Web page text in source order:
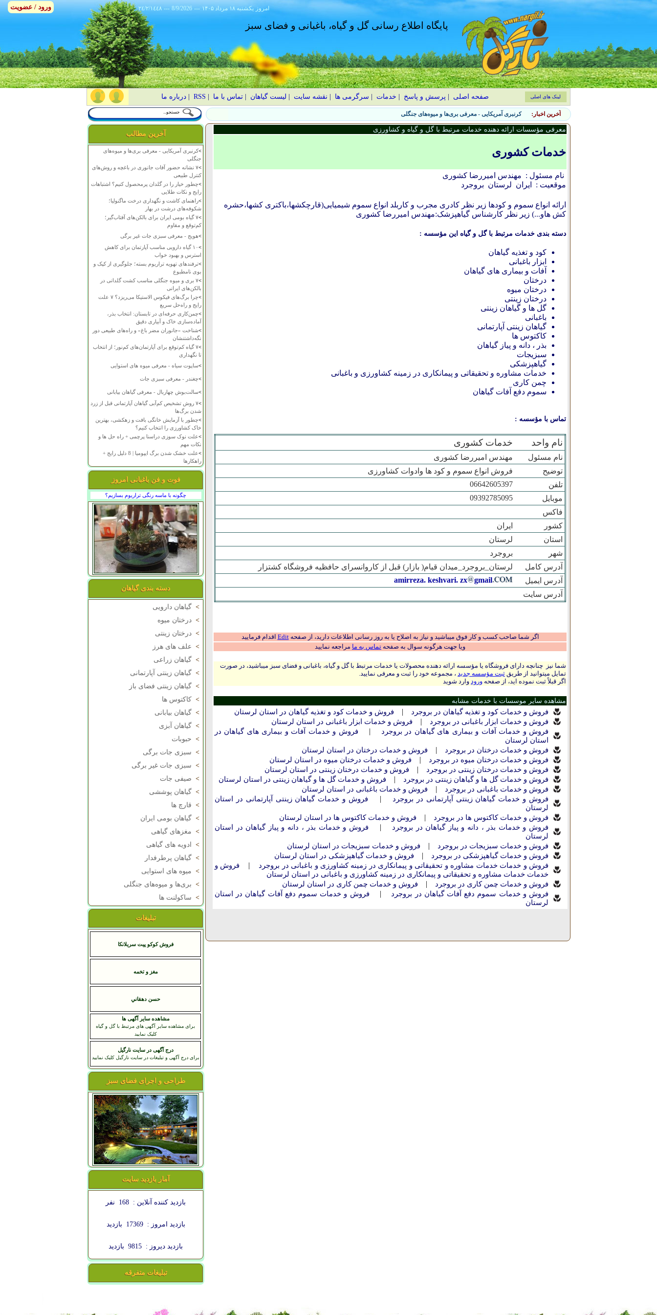
٢٤/٢/١٤٤٨ --- 8/9/2026 --- ۱۴۰۵ يکشنبه ۱۸ مرداد امروز
پایگاه اطلاع رسانی گل و گیاه، باغبانی و فضای سبز
صفحه اصلی پرسش و پاسخ خدمات سرگرمی ها نقشه سایت لیست گیاهان |تماس با ما RSS
|درباره ما لینک های اصلی
آخرین اخبار: ۷ نشانه حضور آفات جانوری در باغچه و روش‌های کنترل طبیعی
آخرین مطالب
>کرنبری آمریکایی - معرفی بری‌ها و میوه‌های
جنگلی
>
۷ نشانه حضور آفات جانوری در باغچه و روش‌های
کنترل طبیعی
>چطور خیار را در گلدان پرمحصول کنیم؟ اشتباهات
رایج و نکات طلایی
>راهنمای کاشت و نگهداری درخت ماگنولیا؛
شکوفه‌های درشت در بهار
>
۷ گیاه بومی ایران برای بالکن‌های آفتاب‌گیر؛
کم‌توقع و مقاوم
>هویج - معرفی سبزی جات غیر برگی
>
۱۰ گیاه دارویی مناسب آپارتمان برای کاهش
استرس و بهبود خواب
>ترفندهای تهویه تراریوم بسته؛ جلوگیری از کپک و
بوی نامطبوع
>
۷ بری و میوه جنگلی مناسب کشت گلدانی در
بالکن‌های ایرانی
>
چرا برگ‌های فیکوس الاستیکا می‌ریزد؟ ۷ علت
رایج و راه‌حل سریع
>چمن‌کاری حرفه‌ای در تابستان: انتخاب بذر،
آماده‌سازی خاک و آبیاری دقیق
>شناخت «جانوران مضر باغ» و راه‌های طبیعی دور
نگه‌داشتنشان
>
۷ گیاه کم‌توقع برای آپارتمان‌های کم‌نور؛ از انتخاب
تا نگهداری
>ساپوت سیاه - معرفی میوه های استوایی
>چغندر - معرفی سبزی جات
>سالت‌بوش چهاربال - معرفی گیاهان بیابانی
>
۷ روش تشخیص کم‌آبی گیاهان آپارتمانی قبل از زرد
شدن برگ‌ها
>چطور با آزمایش خانگی بافت و زهکشی، بهترین
خاک کشاورزی را انتخاب کنیم؟
>علت نوک سوزی دراسنا پرچمی + راه حل ها و
نکات مهم
>
علت خشک شدن برگ ایپومیا | 8 دلیل رایج +
راهکارها
فوت و فن باغبانی امروز
چگونه با ماسه رنگی تراریوم بسازیم؟
دسته بندی گیاهان
> گیاهان دارویی
> درختان میوه
> درختان زینتی
> علف های هرز
> گیاهان زراعی
> گیاهان زینتی آپارتمانی
> گیاهان زینتی فضای باز
> کاکتوس ها
> گیاهان بیابانی
> گیاهان آبزی
> حبوبات
> سبزی جات برگی
> سبزی جات غیر برگی
> صیفی جات
> گیاهان پوششی
> قارچ ها
> گیاهان بومی ایران
> مغزهای گیاهی
>
ادویه های گیاهی
> گیاهان پرطرفدار
> میوه های استوایی
> بری‌ها و میوه‌های جنگلی
> ساکولنت ها
تبلیغات
فروش کوکو پیت سریلانکا
مغز و تخمه
حسن دهقاني
مشاهده سایر آگهی ها
برای مشاهده سایر آگهی های مرتبط با گل و گیاه
کلیک نمایید
درج آگهی در سایت نارگیل
برای درج آگهی و تبلیغات در سایت نارگیل کلیک نمایید
طراحی و اجرای فضای سبز
آمار بازدید سایت
بازدید کننده آنلاین : 168 نفر
بازدید امروز : 17369 بازدید
بازدید دیروز : 9815 بازدید
تبلیغات متفرقه
معرفی مؤسسات ارائه دهنده خدمات مرتبط با گل و گیاه و کشاورزی
خدمات کشوری
نام مسئول : مهندس امیررضا کشوری
موقعیت :
ایران لرستان بروجرد
ارائه انواع سموم و کودها زیر نظر کادری مجرب و کاربلد انواع سموم شیمیایی(قارچکشها،باکتری کشها،حشره
کش هاو...) زیر نظر کارشناس گیاهپزشک:مهندس امیررضا کشوری
دسته بندی خدمات مرتبط با گل و گیاه این مؤسسه :
کود و تغذیه گیاهان
ابزار باغبانی
آفات و بیماری های گیاهان
درختان
درختان میوه
درختان زینتی
گل ها و گیاهان زینتی
باغبانی
گیاهان زینتی آپارتمانی
کاکتوس ها
بذر ، دانه و پیاز گیاهان
سبزیجات
گیاهپزشکی
خدمات مشاوره و تحقیقاتی و پيمانكاری در زمينه کشاورزی و باغبانی
چمن کاری
سموم دفع آفات گیاهان
تماس با مؤسسه :
نام واحد خدمات کشوری
نام مسئول
مهندس امیررضا کشوری
توضیح
فروش انواع سموم و کود ها وادوات کشاورزی
تلفن
06642605397
موبایل
09392785095
فاکس
کشور
ایران
استان
لرستان
شهر
بروجرد
آدرس کامل
لرستان_بروجرد_میدان قیام( بازار) قبل از کاروانسرای حافظیه فروشگاه کشتزار
آدرس ایمیل
amirreza. keshvari. zx
gmail
آدرس سایت
اگر شما صاحب کسب و کار فوق میباشید و نیاز به اصلاح یا به روز رسانی اطلاعات دارید، از صفحهEdit اقدام فرمایید
ویا جهت هرگونه سوال به صفحه تماس به ما مراجعه نمایید
شما نیز چنانچه دارای فروشگاه یا مؤسسه ارائه دهنده محصولات یا خدمات مرتبط با گل و گیاه، باغبانی و فضای سبز میباشید، در صورت
تمایل میتوانید از طریق ثبت مؤسسه جدید ، مجموعه خود را ثبت و معرفی نمایید.
اگر قبلاً ثبت نموده اید، از صفحه ورود وارد شوید
مشاهده سایر موسسات با خدمات مشابه
فروش و خدمات کود و تغذیه گیاهان در بروجرد | فروش و خدمات کود و تغذیه گیاهان در استان لرستان
فروش و خدمات ابزار باغبانی در بروجرد | فروش و خدمات ابزار باغبانی در استان لرستان
فروش و خدمات آفات و بیماری های گیاهان در بروجرد
| فروش و خدمات آفات و بیماری های گیاهان در
استان لرستان
فروش و خدمات درختان در بروجرد | فروش و خدمات درختان در استان لرستان
فروش و خدمات درختان میوه در بروجرد | فروش و خدمات درختان میوه در استان لرستان
فروش و خدمات درختان زینتی در بروجرد | فروش و خدمات درختان زینتی در استان لرستان
فروش و خدمات گل ها و گیاهان زینتی در بروجرد | فروش و خدمات گل ها و گیاهان زینتی در استان لرستان
فروش و خدمات باغبانی در بروجرد | فروش و خدمات باغبانی در استان لرستان
فروش و خدمات گیاهان زینتی آپارتمانی در بروجرد | فروش و خدمات گیاهان زینتی آپارتمانی در استان
لرستان
فروش و خدمات کاکتوس ها در بروجرد | فروش و خدمات کاکتوس ها در استان لرستان
فروش و خدمات بذر ، دانه و پیاز گیاهان در بروجرد | فروش و خدمات بذر ، دانه و پیاز گیاهان در استان
لرستان
فروش و خدمات سبزیجات در بروجرد | فروش و خدمات سبزیجات در استان لرستان
فروش و خدمات گیاهپزشکی در بروجرد | فروش و خدمات گیاهپزشکی در استان لرستان
فروش و خدمات خدمات مشاوره و تحقیقاتی و پيمانكاری در زمينه کشاورزی و باغبانی در بروجرد |
فروش و
خدمات خدمات مشاوره و تحقیقاتی و پيمانكاری در زمينه کشاورزی و باغبانی در استان لرستان
فروش و خدمات چمن کاری در بروجرد | فروش و خدمات چمن کاری در استان لرستان
فروش و خدمات سموم دفع آفات گیاهان در بروجرد | فروش و خدمات سموم دفع آفات گیاهان در استان
لرستان
ورود / عضویت